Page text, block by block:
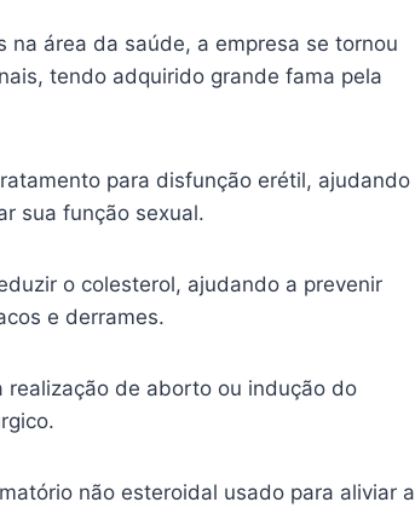
área da saúde, a empresa se tornou
tendo adquirido grande fama pela
para disfunção erétil, ajudando
sua função sexual.
o colesterol, ajudando a prevenir
e derrames.
realização de aborto ou indução do
não esteroidal usado para aliviar a